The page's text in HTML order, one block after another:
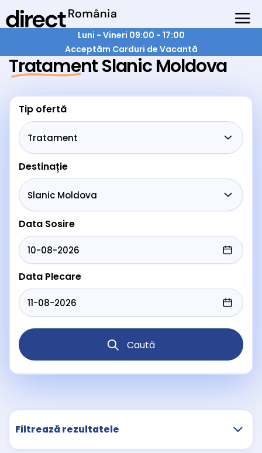
Luni - Vineri 09:00 - 17:00
Acceptăm Carduri de Vacantă
Tratament Slanic Moldova
Tip ofertă
Destinație
Data Sosire
Data Plecare
Caută
Filtrează rezultatele